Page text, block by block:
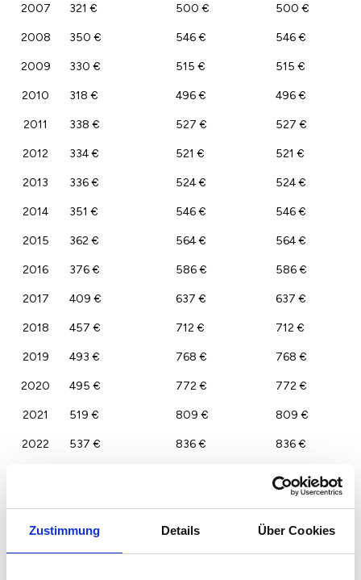
Zustimmung Details Über Cookies
2007 321 € 500 € 500 €
2008 350 € 546 € 546 €
2009 330 € 515 € 515 €
2010 318 € 496 € 496 €
2011 338 € 527 € 527 €
2012 334 € 521 € 521 €
2013 336 € 524 € 524 €
2014 351 € 546 € 546 €
2015 362 € 564 € 564 €
2016 376 € 586 € 586 €
2017 409 € 637 € 637 €
2018 457 € 712 € 712 €
2019 493 € 768 € 768 €
2020 495 € 772 € 772 €
2021 519 € 809 € 809 €
2022 537 € 836 € 836 €
810 €